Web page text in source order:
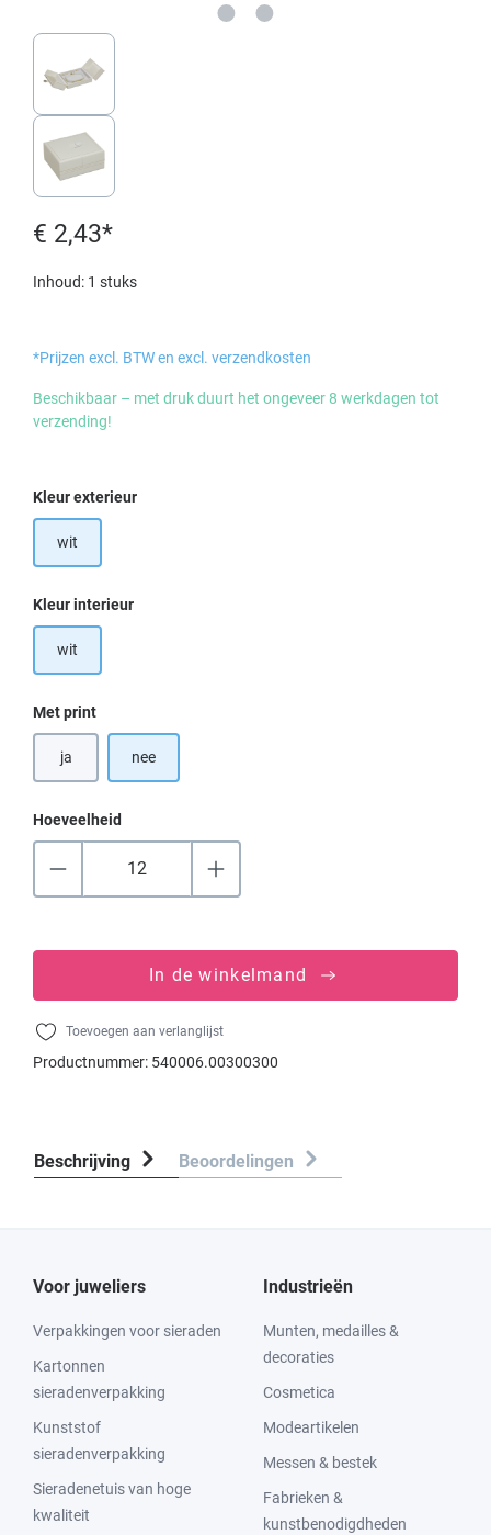
€ 2,43*
Inhoud: 1 stuks
*Prijzen excl. BTW en excl. verzendkosten
Beschikbaar – met druk duurt het ongeveer 8 werkdagen tot
verzending!
Selecteer
Kleur exterieur
wit
Selecteer
Kleur interieur
wit
Selecteer
Met print
ja nee
Hoeveelheid
In de winkelmand
Toevoegen aan verlanglijst
Productnummer: 540006.00300300
Beschrijving Beoordelingen
Voor juweliers
Verpakkingen voor sieraden
Kartonnen
sieradenverpakking
Kunststof
sieradenverpakking
Sieradenetuis van hoge
kwaliteit
Industrieën
Munten, medailles &
decoraties
Cosmetica
Modeartikelen
Messen & bestek
Fabrieken &
kunstbenodigdheden